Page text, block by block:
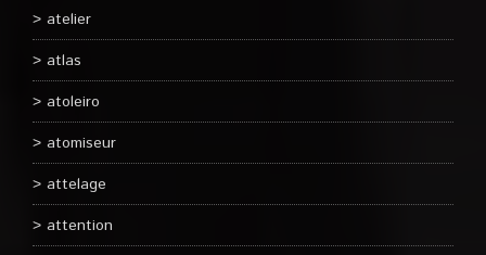
atelier
atlas
atoleiro
atomiseur
attelage
attention